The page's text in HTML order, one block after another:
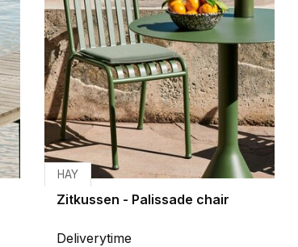
HAY
Zitkussen - Palissade chair
Deliverytime